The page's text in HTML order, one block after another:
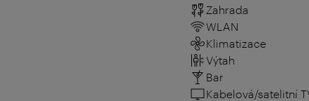
Zahrada
WLAN
Klimatizace
Výtah
Bar
Kabelová/satelitní